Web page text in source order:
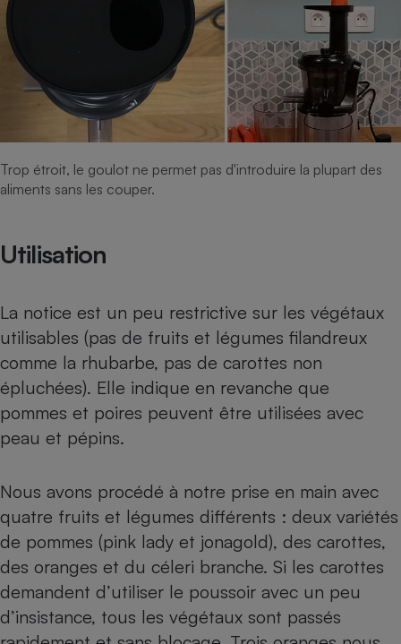
Trop étroit, le goulot ne permet pas d'introduire la plupart des
aliments sans les couper.
Utilisation
La notice est un peu restrictive sur les végétaux
utilisables (pas de fruits et légumes filandreux
comme la rhubarbe, pas de carottes non
épluchées). Elle indique en revanche que
pommes et poires peuvent être utilisées avec
peau et pépins.
Nous avons procédé à notre prise en main avec
quatre fruits et légumes différents : deux variétés
de pommes (pink lady et jonagold), des carottes,
des oranges et du céleri branche. Si les carottes
demandent d’utiliser le poussoir avec un peu
d’insistance, tous les végétaux sont passés